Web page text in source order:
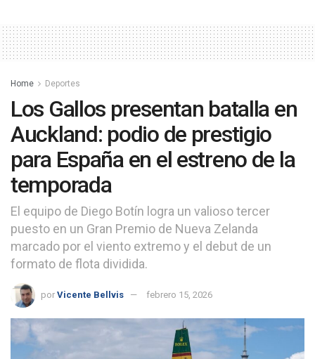
Home Deportes
Los Gallos presentan batalla en
Auckland: podio de prestigio
para España en el estreno de la
temporada
El equipo de Diego Botín logra un valioso tercer
puesto en un Gran Premio de Nueva Zelanda
marcado por el viento extremo y el debut de un
formato de flota dividida.
por Vicente Bellvis febrero 15, 2026